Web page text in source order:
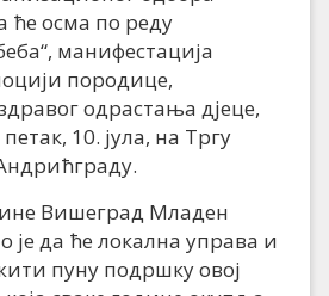
ће осма по реду
манифестација
породице,
одрастања дјеце,
10. јула, на Тргу
Вишеград Младен
је да ће локална управа и
пуну подршку овој